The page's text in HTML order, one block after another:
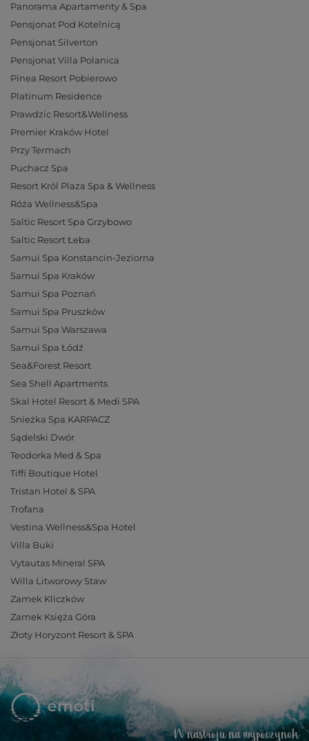
Panorama Apartamenty & Spa
Pensjonat Pod Kotelnicą
Pensjonat Silverton
Pensjonat Villa Polanica
Pinea Resort Pobierowo
Platinum Residence
Prawdzic Resort&Wellness
Premier Kraków Hotel
Przy Termach
Puchacz Spa
Resort Król Plaza Spa & Wellness
Róża Wellness&Spa
Saltic Resort Spa Grzybowo
Saltic Resort Łeba
Samui Spa Konstancin-Jeziorna
Samui Spa Kraków
Samui Spa Poznań
Samui Spa Pruszków
Samui Spa Warszawa
Samui Spa Łódź
Sea&Forest Resort
Sea Shell Apartments
Skal Hotel Resort & Medi SPA
Snieżka Spa KARPACZ
Sądelski Dwór
Teodorka Med & Spa
Tiffi Boutique Hotel
Tristan Hotel & SPA
Trofana
Vestina Wellness&Spa Hotel
Villa Buki
Vytautas Mineral SPA
Willa Litworowy Staw
Zamek Kliczków
Zamek Księża Góra
Złoty Horyzont Resort & SPA
W nastroju na wypoczynek